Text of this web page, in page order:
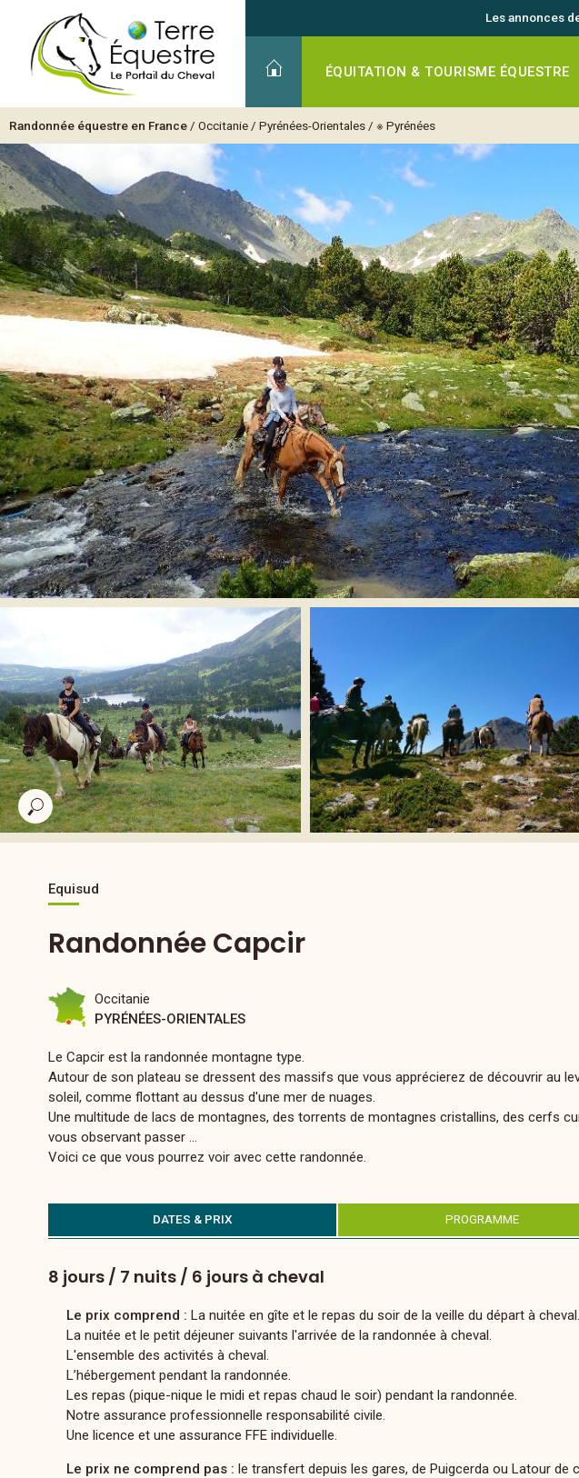
Les annonces
ÉQUITATION & TOURISME ÉQUESTRE
Randonnée équestre en France / Occitanie / Pyrénées-Orientales / ※ Pyrénées
Equisud
Randonnée Capcir
Occitanie
PYRÉNÉES-ORIENTALES
Le Capcir est la randonnée montagne type.
Autour de son plateau se dressent des massifs que vous apprécierez de découvrir au
soleil, comme flottant au dessus d'une mer de nuages.
Une multitude de lacs de montagnes, des torrents de montagnes cristallins, des cerfs
vous observant passer ...
Voici ce que vous pourrez voir avec cette randonnée.
DATES & PRIX PROGRAMME
8 jours / 7 nuits / 6 jours à cheval
Le prix comprend : La nuitée en gîte et le repas du soir de la veille du départ à cheval.
La nuitée et le petit déjeuner suivants l'arrivée de la randonnée à cheval.
L'ensemble des activités à cheval.
L’hébergement pendant la randonnée.
Les repas (pique-nique le midi et repas chaud le soir) pendant la randonnée.
Notre assurance professionnelle responsabilité civile.
Une licence et une assurance FFE individuelle.
Le prix ne comprend pas : le transfert depuis les gares, de Puigcerda ou Latour de